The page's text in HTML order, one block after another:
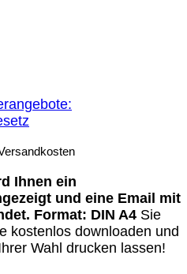
Ihnen ein
und eine Email mit
Format: DIN A4 Sie
kostenlos downloaden und
Wahl drucken lassen!